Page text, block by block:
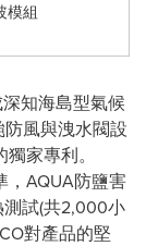
模組
知海島型氣候
風與洩水閥設
家專利。
，AQUA防鹽害
試(共2,000小
對產品的堅